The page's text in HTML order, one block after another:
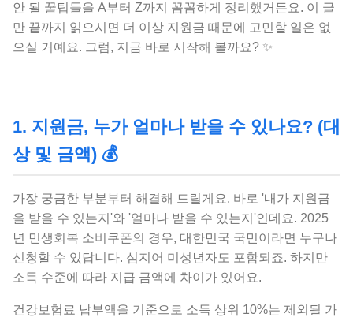
안 될 꿀팁들을 A부터 Z까지 꼼꼼하게 정리했거든요. 이 글
만 끝까지 읽으시면 더 이상 지원금 때문에 고민할 일은 없
으실 거예요. 그럼, 지금 바로 시작해 볼까요? ✨
1. 지원금, 누가 얼마나 받을 수 있나요? (대
상 및 금액) 💰
가장 궁금한 부분부터 해결해 드릴게요. 바로 '내가 지원금
을 받을 수 있는지'와 '얼마나 받을 수 있는지'인데요. 2025
년 민생회복 소비쿠폰의 경우, 대한민국 국민이라면 누구나
신청할 수 있답니다. 심지어 미성년자도 포함되죠. 하지만
소득 수준에 따라 지급 금액에 차이가 있어요.
건강보험료 납부액을 기준으로 소득 상위 10%는 제외될 가